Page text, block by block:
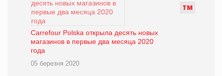
ТМ
Carrefour Polska открыла десять новых
магазинов в первые два месяца 2020
года
05 березня 2020